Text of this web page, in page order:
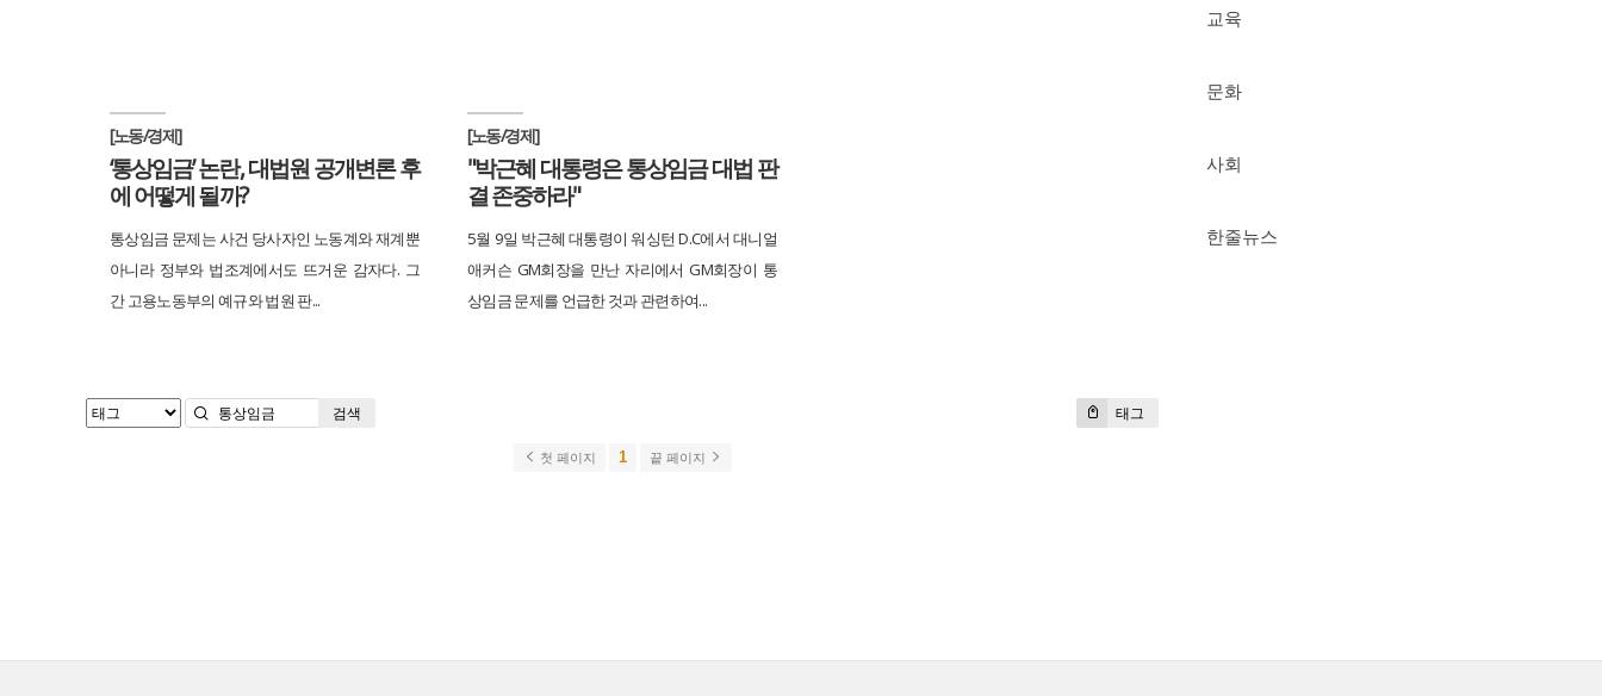
교육
문화
사회
한줄뉴스
[노동/경제]
‘통상임금’ 논란, 대법원 공개변론 후
에 어떻게 될까?
통상임금 문제는 사건 당사자인 노동계와 재계뿐
아니라 정부와 법조계에서도 뜨거운 감자다. 그
간 고용노동부의 예규와 법원 판...
[노동/경제]
"박근혜 대통령은 통상임금 대법 판
결 존중하라"
5월 9일 박근혜 대통령이 워싱턴 D.C에서 대니얼
애커슨 GM회장을 만난 자리에서 GM회장이 통
상임금 문제를 언급한 것과 관련하여...
태그
검색
첫 페이지 1 끝 페이지